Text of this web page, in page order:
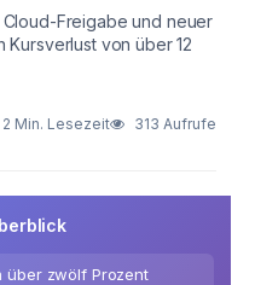
Freigabe und neuer
Kursverlust von über 12
2 Min. Lesezeit 313 Aufrufe
über zwölf Prozent